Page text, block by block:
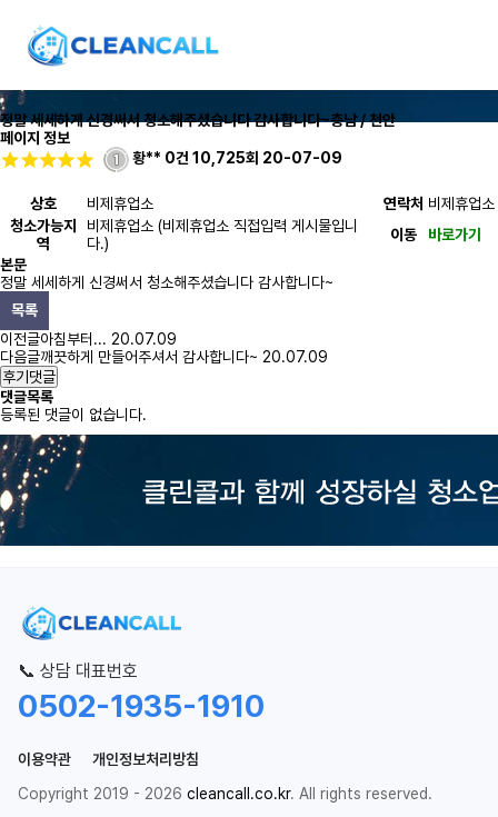
정말 세세하게 신경써서 청소해주셨습니다 감사합니다~충남 / 천안
페이지 정보
황** 0건 10,725회 20-07-09
상호 비제휴업소 연락처 비제휴업소
청소가능지
역
비제휴업소 (비제휴업소 직접입력 게시물입니
다.)
이동
바로가기
본문
정말 세세하게 신경써서 청소해주셨습니다 감사합니다~
목록
이전글아침부터... 20.07.09
다음글깨끗하게 만들어주셔서 감사합니다~ 20.07.09
후기댓글
댓글목록
등록된 댓글이 없습니다.
📞 상담 대표번호
0502-1935-1910
이용약관
개인정보처리방침
Copyright 2019 - 2026 cleancall.co.kr. All rights reserved.